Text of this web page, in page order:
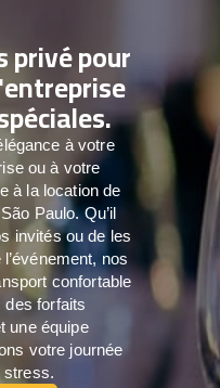
privé pour
à votre
ou à votre
à la location de
Paulo. Qu’il
invités ou de les
nos
confortable
des forfaits
une équipe
votre journée
stress.